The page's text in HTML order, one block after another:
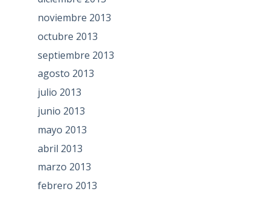
noviembre 2013
octubre 2013
septiembre 2013
agosto 2013
julio 2013
junio 2013
mayo 2013
abril 2013
marzo 2013
febrero 2013